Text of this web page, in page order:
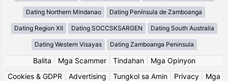
Dating Northern Mindanao Dating Península de Zamboanga
Dating Region XII Dating SOCCSKSARGEN Dating South Australia
Dating Western Visayas Dating Zamboanga Peninsula
Balita Mga Scammer| Tindahan| Mga Opinyon
Cookies & GDPR
Advertising Tungkol sa Amin Privacy
Mga